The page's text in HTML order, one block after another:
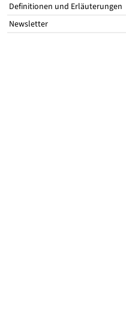
Definitionen und Erläuterungen
Newsletter